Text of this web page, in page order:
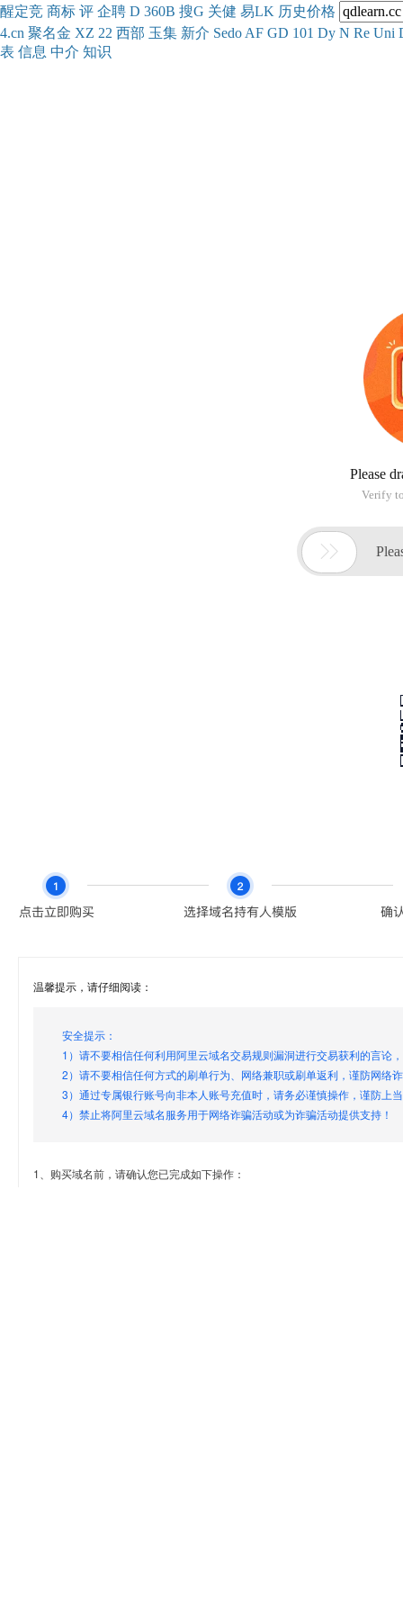
醒定竞 商标 评 企聘 D 360B 搜G 关健 易LK 历史价格
4.cn 聚名金 XZ 22 西部 玉集 新介 Sedo AF GD 101 Dy N Re Uni
表 信息 中介 知识